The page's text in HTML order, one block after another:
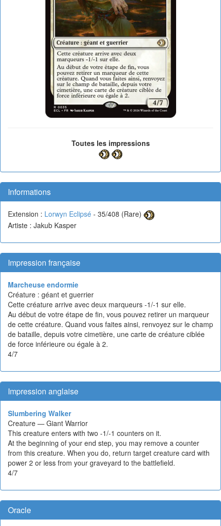
Toutes les impressions
Informations
Extension : Lorwyn Eclipsé - 35/408 (Rare)
Artiste : Jakub Kasper
Impression française
Marcheuse endormie
Créature : géant et guerrier
Cette créature arrive avec deux marqueurs -1/-1 sur elle.
Au début de votre étape de fin, vous pouvez retirer un marqueur
de cette créature. Quand vous faites ainsi, renvoyez sur le champ
de bataille, depuis votre cimetière, une carte de créature ciblée
de force inférieure ou égale à 2.
4/7
Impression anglaise
Slumbering Walker
Creature — Giant Warrior
This creature enters with two -1/-1 counters on it.
At the beginning of your end step, you may remove a counter
from this creature. When you do, return target creature card with
power 2 or less from your graveyard to the battlefield.
4/7
Oracle